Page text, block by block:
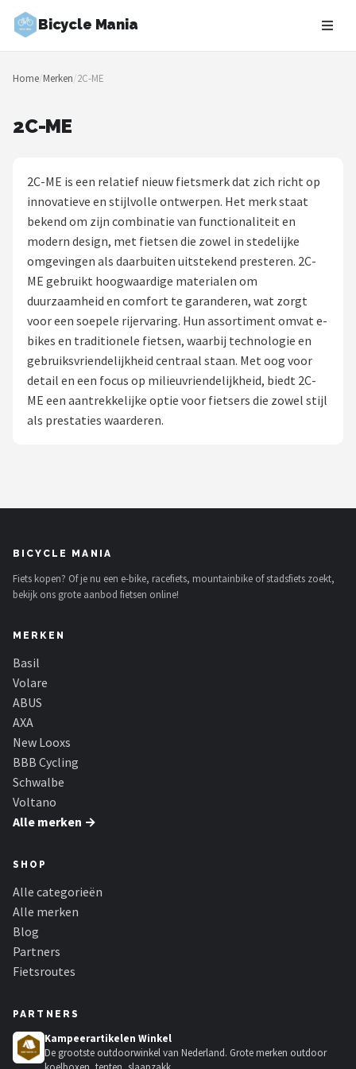
Bicycle Mania
Zoeken
NAVIGATIE
Blog
Fietsroutes
Kinderfietsen
Stadsfietsen
Elektrische fietsen
Mountainbikes
Shop
ABUS
AXA
New Looxs
BBB Cycling
Schwalbe
Voltano
Shimano
Home/Merken/2C-ME
2C-ME
2C-ME is een relatief nieuw fietsmerk dat zich richt op
innovatieve en stijlvolle ontwerpen. Het merk staat
bekend om zijn combinatie van functionaliteit en
modern design, met fietsen die zowel in stedelijke
omgevingen als daarbuiten uitstekend presteren. 2C-
ME gebruikt hoogwaardige materialen om
duurzaamheid en comfort te garanderen, wat zorgt
voor een soepele rijervaring. Hun assortiment omvat e-
bikes en traditionele fietsen, waarbij technologie en
gebruiksvriendelijkheid centraal staan. Met oog voor
detail en een focus op milieuvriendelijkheid, biedt 2C-
ME een aantrekkelijke optie voor fietsers die zowel stijl
als prestaties waarderen.
BICYCLE MANIA
Fiets kopen? Of je nu een e-bike, racefiets, mountainbike of stadsfiets zoekt,
bekijk ons grote aanbod fietsen online!
MERKEN
Basil
Volare
ABUS
AXA
New Looxs
BBB Cycling
Schwalbe
Voltano
Alle merken →
SHOP
Alle categorieën
Alle merken
Blog
Partners
Fietsroutes
PARTNERS
Kampeerartikelen Winkel
De grootste outdoorwinkel van Nederland. Grote merken outdoor